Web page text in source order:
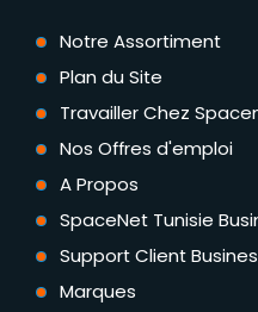
Notre Assortiment
Plan du Site
Travailler Chez
Nos Offres d'emploi
A Propos
SpaceNet Tunisie
Support Client
Marques